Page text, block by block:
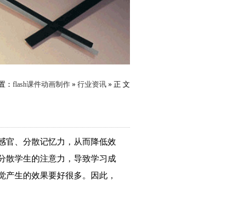
： flash课件动画制作 » 行业资讯 » 正 文
官、分散记忆力，从而降低效
散学生的注意力，导致学习成
生的效果要好很多。因此，